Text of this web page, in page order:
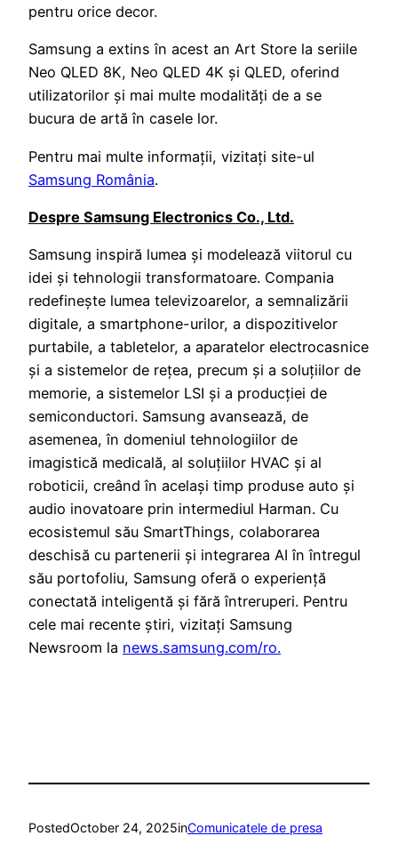
pentru orice decor.
Samsung a extins în acest an Art Store la seriile
Neo QLED 8K, Neo QLED 4K și QLED, oferind
utilizatorilor și mai multe modalități de a se
bucura de artă în casele lor.
Pentru mai multe informații, vizitați site-ul
Samsung România.
Despre Samsung Electronics Co., Ltd.
Samsung inspiră lumea și modelează viitorul cu
idei și tehnologii transformatoare. Compania
redefinește lumea televizoarelor, a semnalizării
digitale, a smartphone-urilor, a dispozitivelor
purtabile, a tabletelor, a aparatelor electrocasnice
și a sistemelor de rețea, precum și a soluțiilor de
memorie, a sistemelor LSI și a producției de
semiconductori. Samsung avansează, de
asemenea, în domeniul tehnologiilor de
imagistică medicală, al soluțiilor HVAC și al
roboticii, creând în același timp produse auto și
audio inovatoare prin intermediul Harman. Cu
ecosistemul său SmartThings, colaborarea
deschisă cu partenerii și integrarea AI în întregul
său portofoliu, Samsung oferă o experiență
conectată inteligentă și fără întreruperi. Pentru
cele mai recente știri, vizitați Samsung
Newsroom la news.samsung.com/ro.
PostedOctober 24, 2025inComunicatele de presa